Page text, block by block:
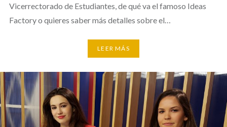
Vicerrectorado de Estudiantes, de qué va el famoso Ideas
Factory o quieres saber más detalles sobre el…
LEER MÁS